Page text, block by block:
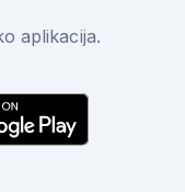
aplikacija.